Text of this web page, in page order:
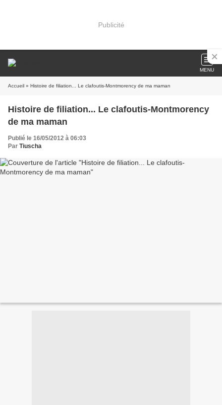
Publicité
MENU
Accueil » Histoire de filiation... Le clafoutis-Montmorency de ma maman
Histoire de filiation... Le clafoutis-Montmorency
de ma maman
Publié le 16/05/2012 à 06:03
Par Tiuscha